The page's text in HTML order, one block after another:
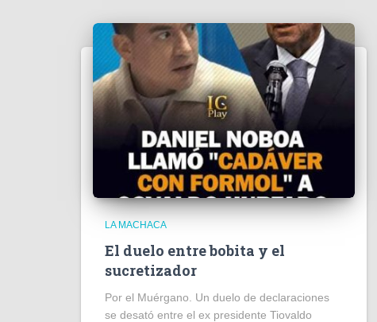
LA MACHACA
El duelo entre bobita y el
sucretizador
Por el Muérgano. Un duelo de declaraciones
se desató entre el ex presidente Tiovaldo